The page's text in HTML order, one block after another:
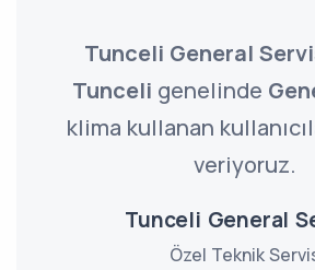
Tunceli General
Tunceli genelinde
klima kullanan
veriyoruz.
Tunceli General
Özel Teknik